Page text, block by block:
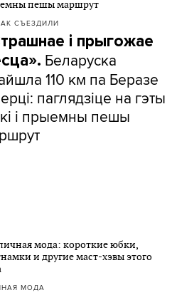
СЪЕЗДИЛИ
і прыгожае
Беларуска
110 км па Беразе
паглядзіце на гэты
і прыемны пешы
МОДА